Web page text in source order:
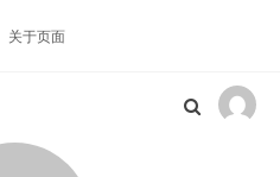
关于页面